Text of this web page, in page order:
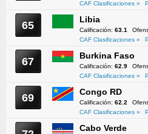
CAF Clasificaciones »
65 Libia
Calificación: 63.1
CAF Clasificaciones »
67 Burkina Faso
Calificación: 62.9
CAF Clasificaciones »
69 Congo RD
Calificación: 62.2
CAF Clasificaciones »
Cabo Verde